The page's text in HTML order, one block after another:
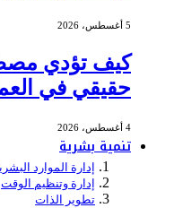
5 أغسطس، 2026
كيف تؤدي
حقيقي في
4 أغسطس، 2026
تنمية بشرية
إدارة الموارد
إدارة وتنظيم الوقت
تطوير الذات